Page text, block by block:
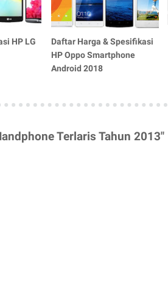
HP LG
Daftar Harga & Spesifikasi
HP Oppo Smartphone
Android 2018
Terlaris Tahun 2013"